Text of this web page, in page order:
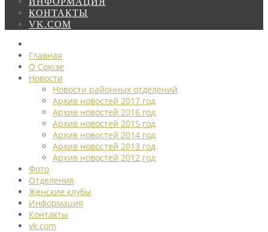
КОНТАКТЫ
VK.COM
Главная
О Союзе
Новости
Новости районных отделений
Архив новостей 2017 год
Архив новостей 2016 год
Архив новостей 2015 год
Архив новостей 2014 год
Архив новостей 2013 год
Архив новостей 2012 год
Фото
Отделения
Женские клубы
Информация
Контакты
vk.com